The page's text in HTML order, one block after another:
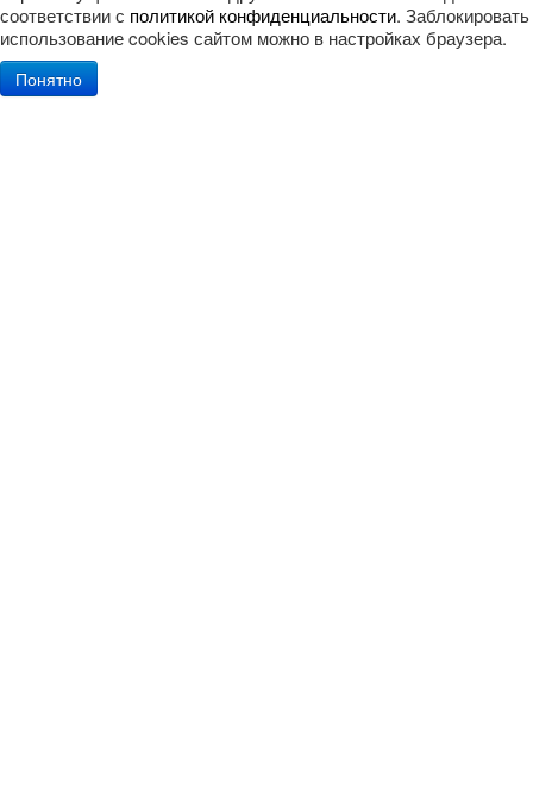
соответствии с политикой конфиденциальности. Заблокировать
использование cookies сайтом можно в настройках браузера.
Понятно